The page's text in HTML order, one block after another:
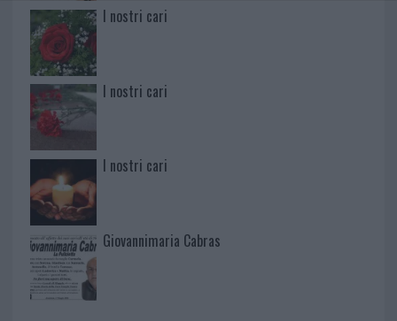
I nostri cari
I nostri cari
I nostri cari
Giovannimaria Cabras